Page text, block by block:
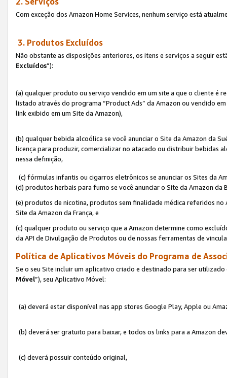
Com exceção dos Amazon Home Services, nenhum serviço está
3. Produtos Excluídos
Não obstante as disposições anteriores, os itens e serviços a seguir
Excluídos”):
(a) qualquer produto ou serviço vendido em um site a que o cliente é
listado através do programa “Product Ads” da Amazon ou vendido
link exibido em um Site da Amazon),
(b) qualquer bebida alcoólica se você anunciar o Site da Amazon da
licença para produzir, comercializar no atacado ou distribuir bebidas
nessa definição,
(c) fórmulas infantis ou cigarros eletrônicos se anunciar os Sites da
(d) produtos herbais para fumo se você anunciar o Site da Amazon da
(e) produtos de nicotina, produtos sem finalidade médica referidos no
Site da Amazon da França, e
(c) qualquer produto ou serviço que a Amazon determine como
da API de Divulgação de Produtos ou de nossas ferramentas de
Política de Aplicativos Móveis do Programa de
Se o seu Site incluir um aplicativo criado e destinado para ser
Móvel”), seu Aplicativo Móvel:
(a) deverá estar disponível nas app stores Google Play, Apple ou
(b) deverá ser gratuito para baixar, e todos os links para a Amazon
(c) deverá possuir conteúdo original,